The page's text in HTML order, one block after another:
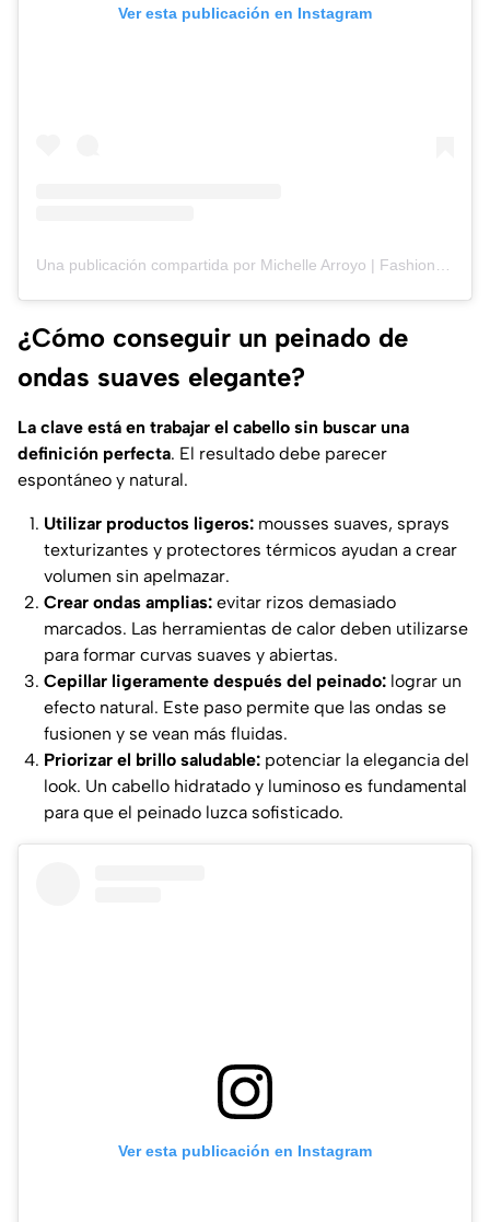
Ver esta publicación en Instagram
¿Cómo conseguir un peinado de
ondas suaves elegante?
La clave está en trabajar el cabello sin buscar una
definición perfecta. El resultado debe parecer
espontáneo y natural.
Utilizar productos ligeros: mousses suaves, sprays
texturizantes y protectores térmicos ayudan a crear
volumen sin apelmazar.
Crear ondas amplias: evitar rizos demasiado
marcados. Las herramientas de calor deben utilizarse
para formar curvas suaves y abiertas.
Cepillar ligeramente después del peinado: lograr un
efecto natural. Este paso permite que las ondas se
fusionen y se vean más fluidas.
Priorizar el brillo saludable: potenciar la elegancia del
look. Un cabello hidratado y luminoso es fundamental
para que el peinado luzca sofisticado.
Ver esta publicación en Instagram